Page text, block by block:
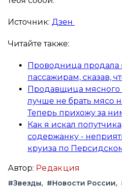
Источник: Дзен
Читайте также:
Проводница продала
пассажирам, сказав,
Продавщица мясного
лучше не брать мясо
Теперь прихожу за
Как я искал
содержанку -
круиза по
Автор: Редакция
#Звезды #Новости России